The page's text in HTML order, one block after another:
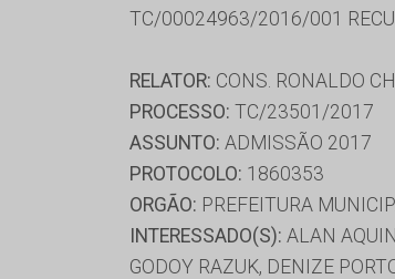
TC/00024963/2016/001
RELATOR: CONS. RONALDO
PROCESSO: TC/23501/2017
ASSUNTO: ADMISSÃO 2017
PROTOCOLO: 1860353
ORGÃO: PREFEITURA
INTERESSADO(S): ALAN
GODOY RAZUK, DENIZE